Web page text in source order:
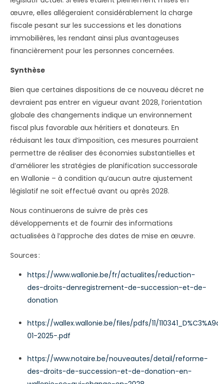
œuvre, elles allégeraient considérablement la charge
fiscale pesant sur les successions et les donations
immobilières, les rendant ainsi plus avantageuses
financièrement pour les personnes concernées.
Synthèse
Bien que certaines dispositions de ce nouveau décret ne
devraient pas entrer en vigueur avant 2028, l’orientation
globale des changements indique un environnement
fiscal plus favorable aux héritiers et donateurs. En
réduisant les taux d’imposition, ces mesures pourraient
permettre de réaliser des économies substantielles et
d’améliorer les stratégies de planification successorale
en Wallonie – à condition qu’aucun autre ajustement
législatif ne soit effectué avant ou après 2028.
Nous continuerons de suivre de près ces
développements et de fournir des informations
actualisées à l’approche des dates de mise en œuvre.
Sources :
https://www.wallonie.be/fr/actualites/reduction-
des-droits-denregistrement-de-succession-et-de-
donation
https://wallex.wallonie.be/files/pdfs/11/
01-2025-.pdf
https://www.notaire.be/nouveautes/detail/reforme-
des-droits-de-succession-et-de-donation-en-